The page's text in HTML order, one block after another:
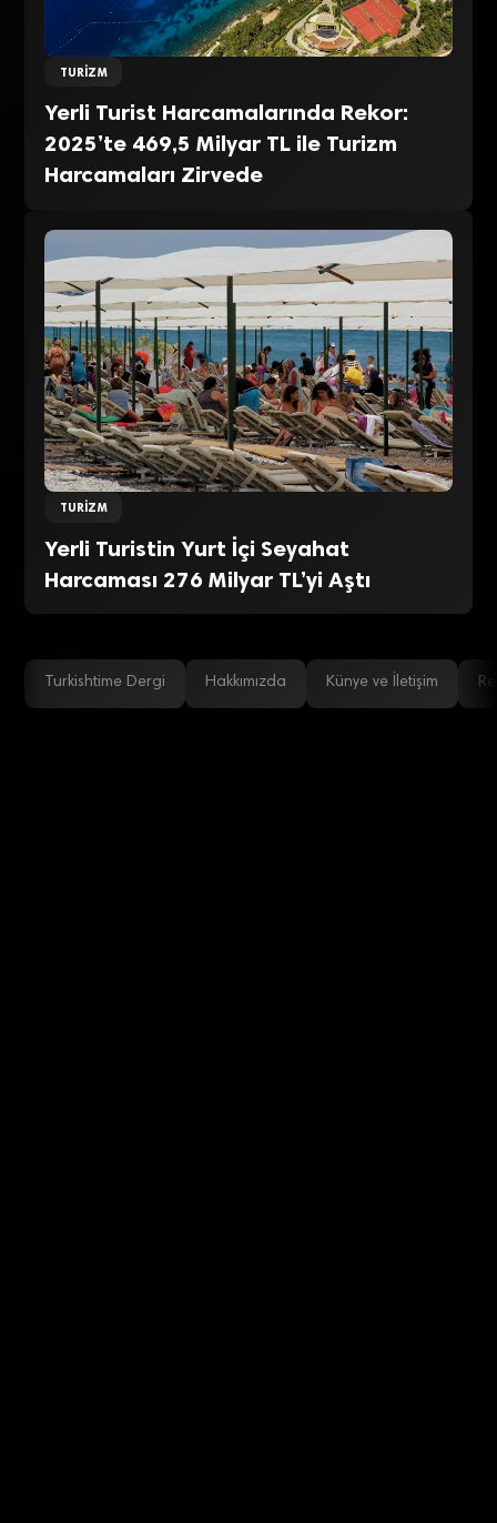
TURIZM
Yerli Turist Harcamalarında Rekor:
2025’te 469,5 Milyar TL ile Turizm
Harcamaları Zirvede
TURIZM
Yerli Turistin Yurt İçi Seyahat
Harcaması 276 Milyar TL’yi Aştı
Turkishtime Dergi Hakkımızda Künye ve İletişim